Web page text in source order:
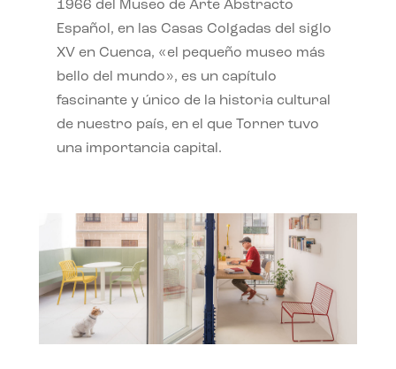
1966 del Museo de Arte Abstracto
Español, en las Casas Colgadas del siglo
XV en Cuenca, «el pequeño museo más
bello del mundo», es un capítulo
fascinante y único de la historia cultural
de nuestro país, en el que Torner tuvo
una importancia capital.